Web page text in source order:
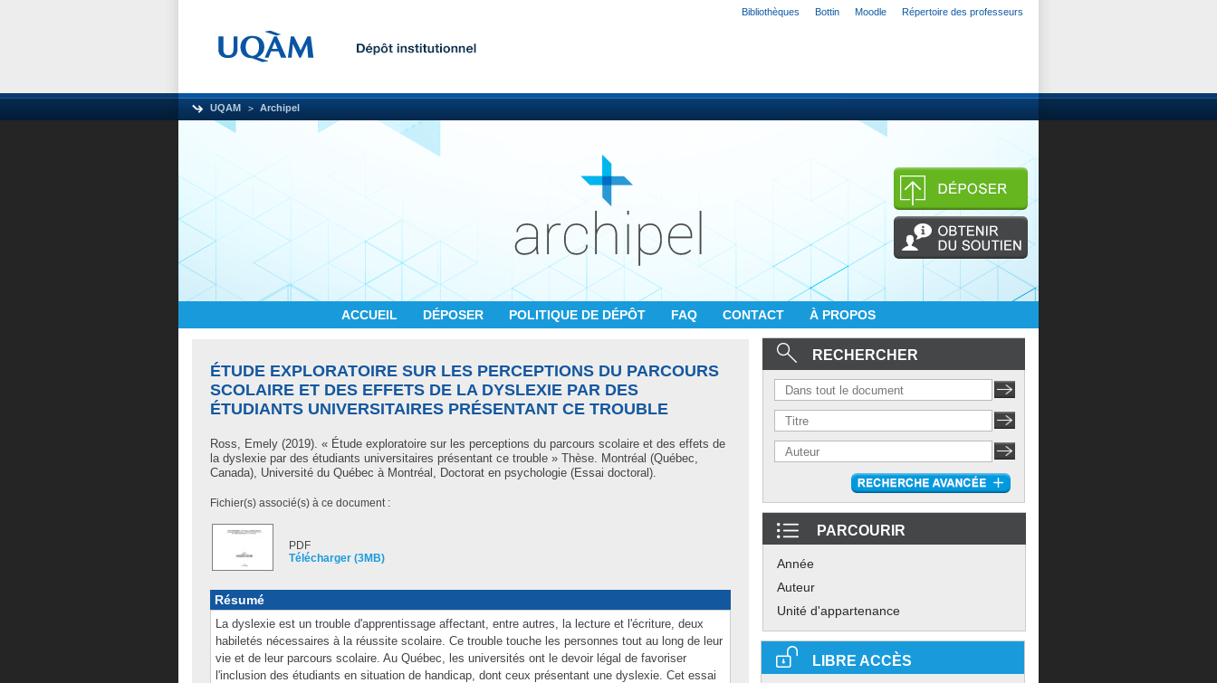
Bibliothèques Bottin Moodle Répertoire des professeurs
UQAM Archipel
ACCUEIL DÉPOSER POLITIQUE DE DÉPÔT FAQ CONTACT À PROPOS
ÉTUDE EXPLORATOIRE SUR LES PERCEPTIONS DU PARCOURS
SCOLAIRE ET DES EFFETS DE LA DYSLEXIE PAR DES
ÉTUDIANTS UNIVERSITAIRES PRÉSENTANT CE TROUBLE
Ross, Emely (2019). « Étude exploratoire sur les perceptions du parcours scolaire et des effets de
la dyslexie par des étudiants universitaires présentant ce trouble » Thèse. Montréal (Québec,
Canada), Université du Québec à Montréal, Doctorat en psychologie (Essai doctoral).
Fichier(s) associé(s) à ce document :
PDF
Télécharger (3MB)
Résumé
La dyslexie est un trouble d'apprentissage affectant, entre autres, la lecture et l'écriture, deux
habiletés nécessaires à la réussite scolaire. Ce trouble touche les personnes tout au long de leur
vie et de leur parcours scolaire. Au Québec, les universités ont le devoir légal de favoriser
l'inclusion des étudiants en situation de handicap, dont ceux présentant une dyslexie. Cet essai
RECHERCHER
PARCOURIR
Année
Auteur
Unité d'appartenance
LIBRE ACCÈS